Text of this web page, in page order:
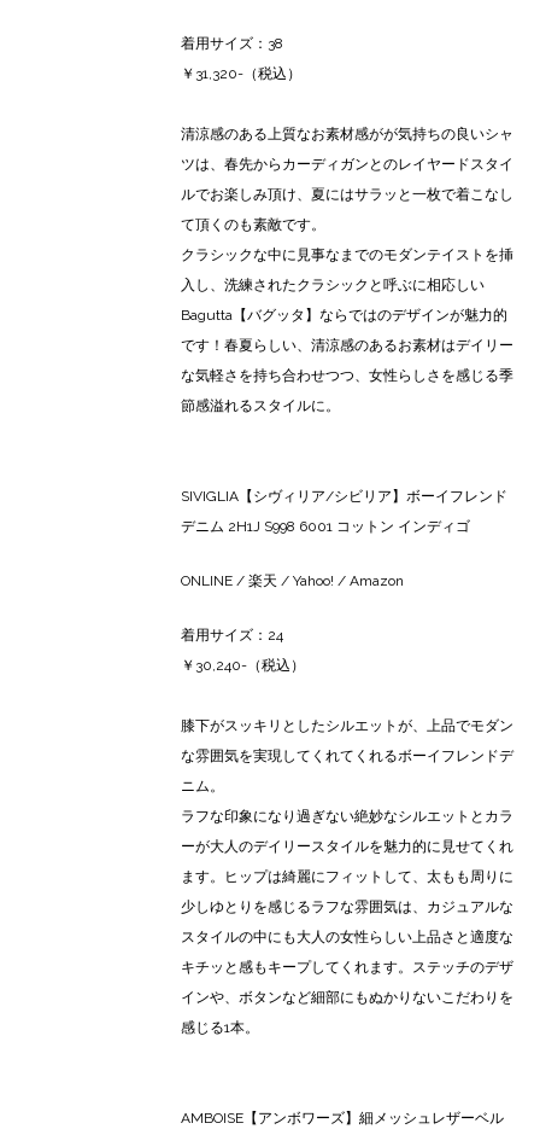
着用サイズ：38
￥31,320-（税込）
清涼感のある上質なお素材感がが気持ちの良いシャ
ツは、春先からカーディガンとのレイヤードスタイ
ルでお楽しみ頂け、夏にはサラッと一枚で着こなし
て頂くのも素敵です。
クラシックな中に見事なまでのモダンテイストを挿
入し、洗練されたクラシックと呼ぶに相応しい
Bagutta【バグッタ】ならではのデザインが魅力的
です！春夏らしい、清涼感のあるお素材はデイリー
な気軽さを持ち合わせつつ、女性らしさを感じる季
節感溢れるスタイルに。
SIVIGLIA【シヴィリア/シビリア】ボーイフレンド
デニム 2H1J S998 6001 コットン インディゴ
ONLINE/ 楽天 / Yahoo! / Amazon
着用サイズ：24
￥30,240-（税込）
膝下がスッキリとしたシルエットが、上品でモダン
な雰囲気を実現してくれてくれるボーイフレンドデ
ニム。
ラフな印象になり過ぎない絶妙なシルエットとカラ
ーが大人のデイリースタイルを魅力的に見せてくれ
ます。ヒップは綺麗にフィットして、太もも周りに
少しゆとりを感じるラフな雰囲気は、カジュアルな
スタイルの中にも大人の女性らしい上品さと適度な
キチッと感もキープしてくれます。ステッチのデザ
インや、ボタンなど細部にもぬかりないこだわりを
感じる1本。
AMBOISE【アンボワーズ】細メッシュレザーベル